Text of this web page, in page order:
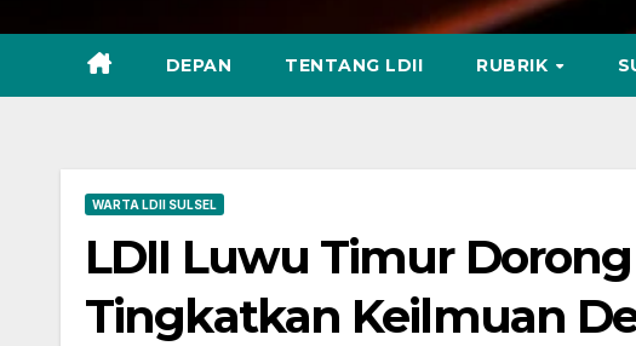
DEPAN TENTANG LDII RUBRIK
WARTA LDII SULSEL
LDII Luwu Timur
Tingkatkan Keilmuan